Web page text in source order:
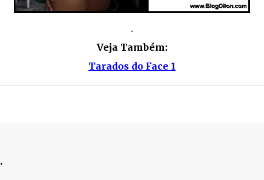
.
Veja Também:
Tarados do Face 1
.